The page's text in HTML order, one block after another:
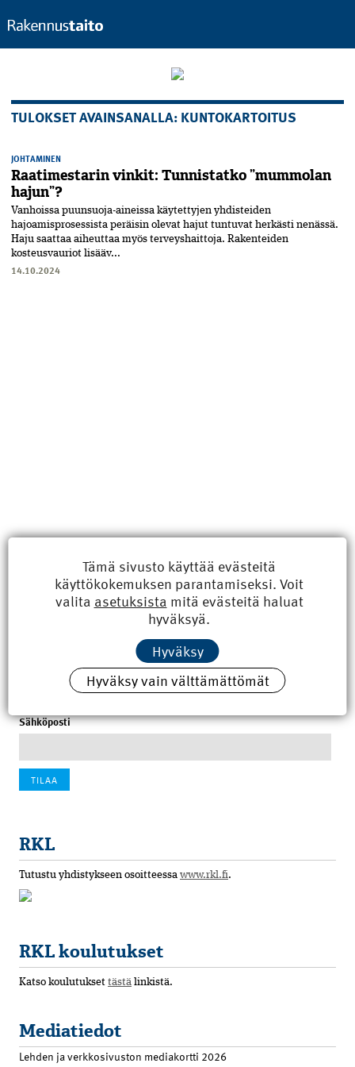
TULOKSET AVAINSANALLA: KUNTOKARTOITUS
JOHTAMINEN
Raatimestarin vinkit: Tunnistatko ”mummolan
hajun”?
Vanhoissa puunsuoja-aineissa käytettyjen yhdisteiden
hajoamisprosessista peräisin olevat hajut tuntuvat herkästi nenässä.
Haju saattaa aiheuttaa myös terveyshaittoja. Rakenteiden
kosteusvauriot lisääv...
14.10.2024
Kyberisku kiinteistötietoihin haittaisi energiarakentamista
8.6.2026 15:21
100 vuotta sitten: Rajajoen uusi rautatiesilta
Tilaa uutiskirje
Sähköposti
RKL
Tutustu yhdistykseen osoitteessa www.rkl.fi.
RKL koulutukset
Katso koulutukset tästä linkistä.
Mediatiedot
Lehden ja verkkosivuston mediakortti 2026
Tämä sivusto käyttää evästeitä
käyttökokemuksen parantamiseksi. Voit
valita asetuksista mitä evästeitä haluat
hyväksyä.
Hyväksy
Hyväksy vain välttämättömät